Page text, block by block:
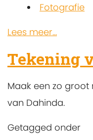
Fotografie
Lees meer...
Tekening
Maak een zo
van Dahinda.
Getagged onder